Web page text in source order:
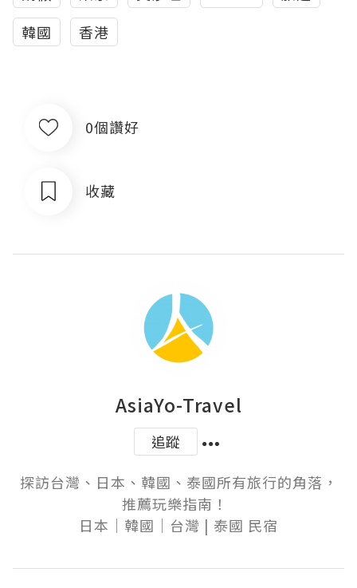
韓國
香港
0個讚好
收藏
AsiaYo-Travel
追蹤
探訪台灣、日本、韓國、泰國所有旅行的角落，
推薦玩樂指南！
日本｜韓國｜台灣 | 泰國 民宿